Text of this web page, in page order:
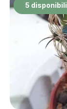
5 disponibili